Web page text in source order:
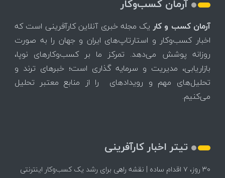
آرمان کسب‌وکار
آرمان کسب و کار یک مجله خبری آنلاین کارآفرینی است که
اخبار کسب‌وکار و استارتاپ‌های ایران و جهان را به صورت
روزانه پوشش می‌دهد. تمرکز ما بر کسب‌وکارهای نوپا،
بازاریابی، مدیریت و سرمایه گذاری است؛ خبرهای ترند و
تحلیل‌های مهم و رویدادهای را از منابع معتبر تحلیل
می‌کنیم.
تیتر اخبار کارآفرینی
۳۰ روز، ۷ اقدام ساده | نقشه راهی برای رشد یک کسب‌وکار اینترنتی